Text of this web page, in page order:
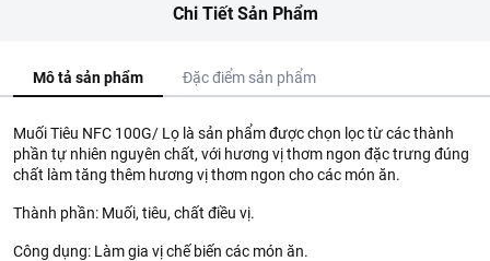
Chi Tiết Sản Phẩm
Mô tả sản phẩm Đặc điểm sản phẩm
Muối Tiêu NFC 100G/ Lọ là sản phẩm được chọn lọc từ các thành
phần tự nhiên nguyên chất, với hương vị thơm ngon đặc trưng đúng
chất làm tăng thêm hương vị thơm ngon cho các món ăn.
Thành phần: Muối, tiêu, chất điều vị.
Công dụng: Làm gia vị chế biến các món ăn.